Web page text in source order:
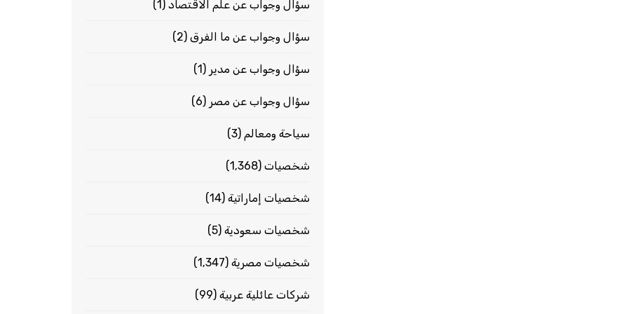
سؤال وجواب عن علم الاقتصاد (1)
سؤال وجواب عن ما الفرق (2)
سؤال وجواب عن مدير (1)
سؤال وجواب عن مصر (6)
سياحة ومعالم (3)
شخصيات (1٬368)
شخصيات إماراتية (14)
شخصيات سعودية (5)
شخصيات مصرية (1٬347)
شركات عائلية عربية (99)